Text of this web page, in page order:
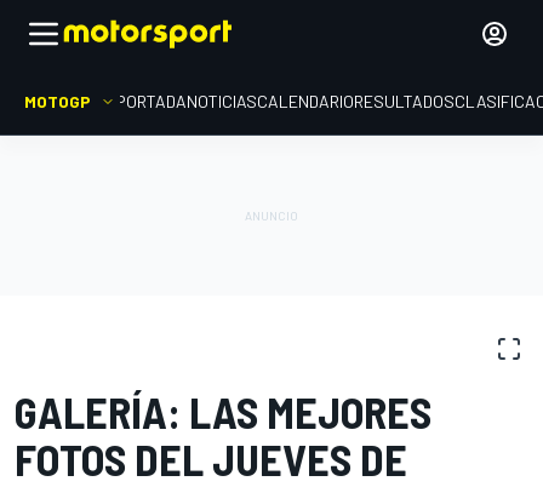
MOTOGP PORTADANOTICIASCALENDARIORESULTADOS
GALERÍA: LAS MEJORES
FOTOS DEL JUEVES DE